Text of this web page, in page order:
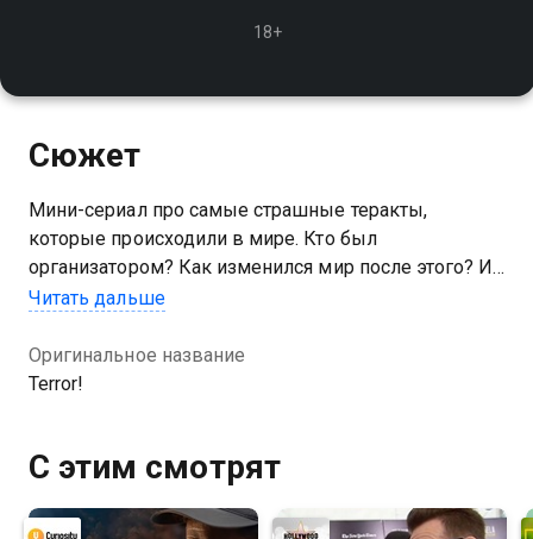
18+
Сюжет
Мини-сериал про самые страшные теракты,
которые происходили в мире. Кто был
организатором? Как изменился мир после этого? И
почему иногда зло оказывается сильнее добра?
Читать дальше
Оригинальное название
Terror!
С этим смотрят